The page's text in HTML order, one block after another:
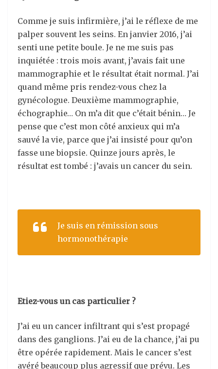
Comme je suis infirmière, j’ai le réflexe de me
palper souvent les seins. En janvier 2016, j’ai
senti une petite boule. Je ne me suis pas
inquiétée : trois mois avant, j’avais fait une
mammographie et le résultat était normal. J’ai
quand même pris rendez-vous chez la
gynécologue. Deuxième mammographie,
échographie… On m’a dit que c’était bénin… Je
pense que c’est mon côté anxieux qui m’a
sauvé la vie, parce que j’ai insisté pour qu’on
fasse une biopsie. Quinze jours après, le
résultat est tombé : j’avais un cancer du sein.
Je suis en rémission sous
hormonothérapie
Etiez-vous un cas particulier ?
J’ai eu un cancer infiltrant qui s’est propagé
dans des ganglions. J’ai eu de la chance, j’ai pu
être opérée rapidement. Mais le cancer s’est
avéré beaucoup plus agressif que prévu. Les